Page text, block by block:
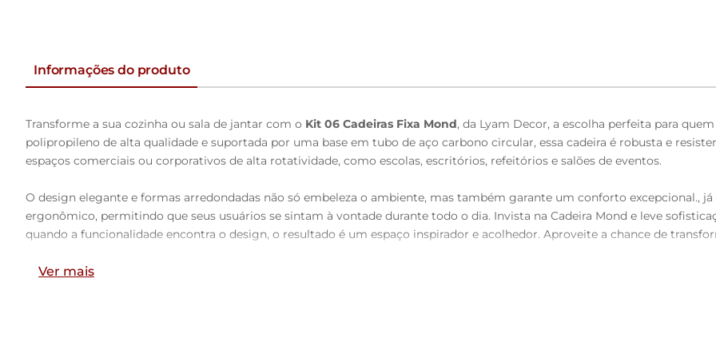
Informações do produto
Transforme a sua cozinha ou sala de jantar com o Kit 06 Cadeiras Fixa Mond, da Lyam Decor, a escolha perfeita para
polipropileno de alta qualidade e suportada por uma base em tubo de aço carbono circular, essa cadeira é robusta e
espaços comerciais ou corporativos de alta rotatividade, como escolas, escritórios, refeitórios e salões de eventos.
O design elegante e formas arredondadas não só embeleza o ambiente, mas também garante um conforto excepcional.,
ergonômico, permitindo que seus usuários se sintam à vontade durante todo o dia. Invista na Cadeira Mond e leve
quando a funcionalidade encontra o design, o resultado é um espaço inspirador e acolhedor. Aproveite a chance de
Ver mais